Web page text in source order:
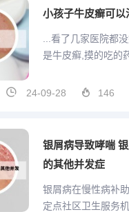
兼通医药、德艺双
小孩子牛皮癣可以
...看了几家医院都
是牛皮癣,摸的吃的
病，激素不能治疗
用肤轻松，结果越
24-09-28 146
银屑病导致哮喘
的其他并发症
银屑病在慢性病补
定点社区卫生服务